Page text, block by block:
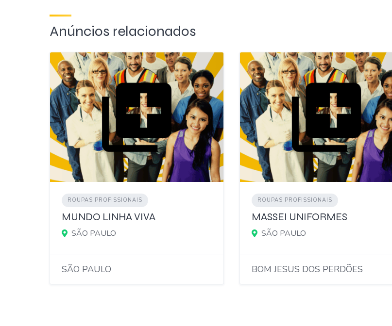
Anúncios relacionados
ROUPAS PROFISSIONAIS
MUNDO LINHA VIVA
SÃO PAULO
SÃO PAULO
ROUPAS PROFISSIONAIS
MASSEI UNIFORMES
SÃO PAULO
BOM JESUS DOS PERDÕES